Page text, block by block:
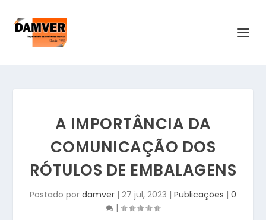
A IMPORTÂNCIA DA
COMUNICAÇÃO DOS
RÓTULOS DE EMBALAGENS
Postado por damver | 27 jul, 2023 | Publicações | 0
|